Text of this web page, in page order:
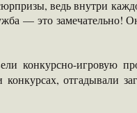
ведь внутри
— это замечательно!
конкурсно-игровую
отгадывали